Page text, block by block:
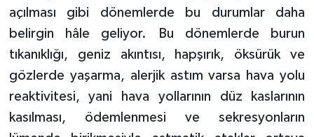
açılması gibi dönemlerde bu durumlar daha
belirgin hâle geliyor. Bu dönemlerde burun
tıkanıklığı, geniz akıntısı, hapşırık, öksürük ve
gözlerde yaşarma, alerjik astım varsa hava yolu
reaktivitesi, yani hava yollarının düz kaslarının
kasılması, ödemlenmesi ve sekresyonların